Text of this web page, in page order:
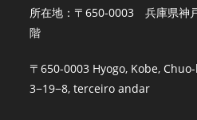
所在地：〒650-0003 兵庫県神
階
〒650-0003 Hyogo, Kobe,
3−19−8, terceiro andar